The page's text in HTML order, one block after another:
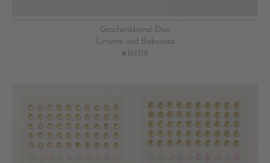
Geschenkband-Duo
Limette und Babyrosa
#161318